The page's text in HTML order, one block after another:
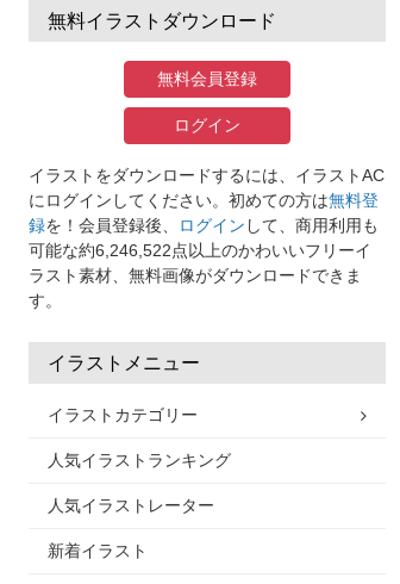
無料イラストダウンロード
無料会員登録
ログイン
イラストをダウンロードするには、イラストAC
にログインしてください。初めての方は無料登
録を！会員登録後、 ログイン して、商用利用も
可能な約6,246,522点以上のかわいいフリーイ
ラスト素材、無料画像がダウンロードできま
す。
イラストメニュー
イラストカテゴリー
人気イラストランキング
人気イラストレーター
新着イラスト